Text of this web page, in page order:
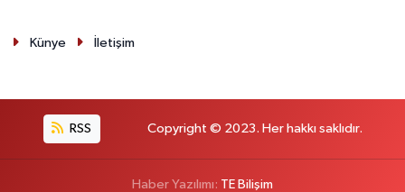
Künye İletişim
RSS Copyright © 2023. Her hakkı saklıdır.
Haber Yazılımı: TE Bilişim